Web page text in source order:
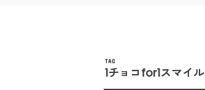
TAG
1チョコfor1スマイル